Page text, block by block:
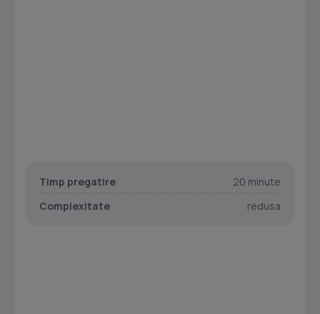
Timp pregatire
20 minute
Complexitate
redusa